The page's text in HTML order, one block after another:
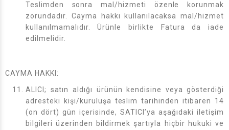
Teslimden sonra mal/hizmeti özenle korunmak
zorundadır. Cayma hakkı kullanılacaksa mal/hizmet
kullanılmamalıdır. Ürünle birlikte Fatura da iade
edilmelidir.
CAYMA HAKKI:
ALICI; satın aldığı ürünün kendisine veya gösterdiği
adresteki kişi/kuruluşa teslim tarihinden itibaren 14
(on dört) gün içerisinde, SATICI’ya aşağıdaki iletişim
bilgileri üzerinden bildirmek şartıyla hiçbir hukuki ve